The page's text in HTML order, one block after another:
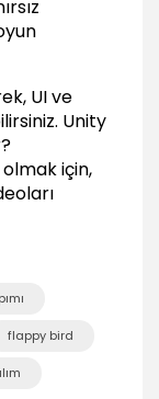
UI ve
Unity
için,
flappy bird